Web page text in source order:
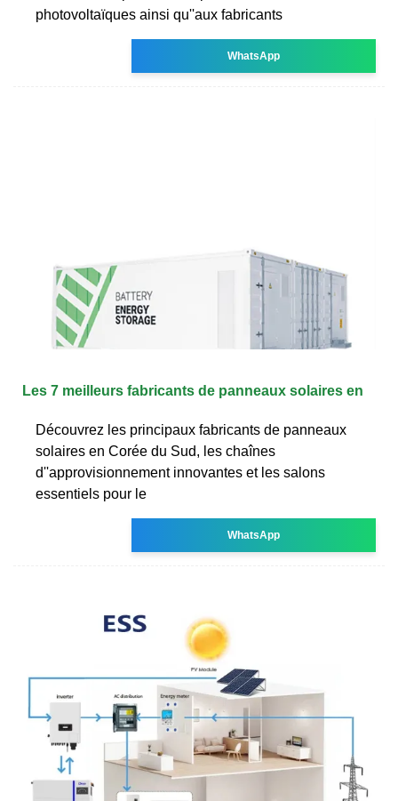
photovoltaïques ainsi qu''aux fabricants
WhatsApp
Les 7 meilleurs fabricants de panneaux solaires en
Découvrez les principaux fabricants de panneaux
solaires en Corée du Sud, les chaînes
d''approvisionnement innovantes et les salons
essentiels pour le
WhatsApp